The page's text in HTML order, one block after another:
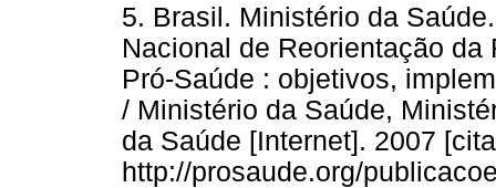
5. Brasil. Ministério da
Nacional de Reorientação
Pró-Saúde : objetivos,
/ Ministério da Saúde,
da Saúde [Internet]. 2007
http://prosaude.org/